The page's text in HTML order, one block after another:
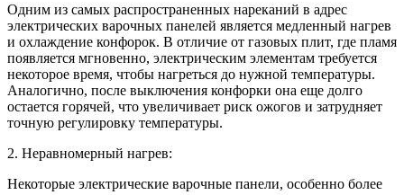
Одним из самых распространенных нареканий в адрес
электрических варочных панелей является медленный нагрев
и охлаждение конфорок. В отличие от газовых плит, где пламя
появляется мгновенно, электрическим элементам требуется
некоторое время, чтобы нагреться до нужной температуры.
Аналогично, после выключения конфорки она еще долго
остается горячей, что увеличивает риск ожогов и затрудняет
точную регулировку температуры.
2. Неравномерный нагрев:
Некоторые электрические варочные панели, особенно более